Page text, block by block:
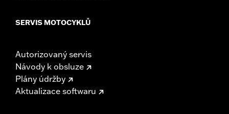
SERVIS MOTOCYKLŮ
Autorizovaný servis
Návody k obsluze
Plány údržby
Aktualizace softwaru